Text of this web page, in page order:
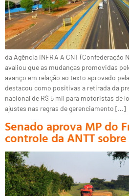
da Agência iNFRA A CNT (Confederação
avaliou que as mudanças promovidas
avanço em relação ao texto aprovado
destacou como positivas a retirada da
nacional de R$ 5 mil para motoristas de
ajustes nas regras de gerenciamento […]
Senado aprova MP do
controle da ANTT